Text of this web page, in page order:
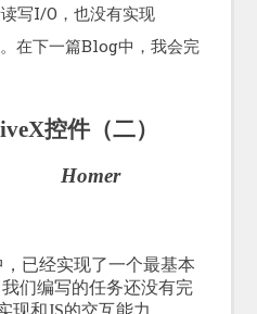
写I/O，也没有实现
在下一篇Blog中，我会完
控件（二）
Homer
，已经实现了一个最基本
们编写的任务还没有完
现和JS的交互能力。